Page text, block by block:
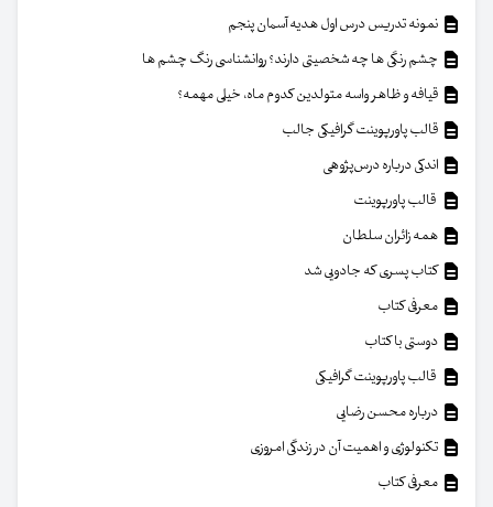
نمونه تدریس درس اول هدیه آسمان پنجم
چشم رنگی ها چه شخصیتی دارند؟ روانشناسی رنگ چشم ها
قیافه و ظاهر واسه متولدین کدوم ماه، خیلی مهمه؟
قالب پاورپوینت گرافیکی جالب
اندکی درباره درس‌پژوهی
قالب پاورپوینت
همه زائران سلطان
کتاب پسری که جادویی شد
معرفی کتاب
دوستی با کتاب
قالب پاورپوینت گرافیکی
درباره محسن رضایی
تکنولوژی و اهمیت آن در زندگی امروزی
معرفی کتاب